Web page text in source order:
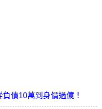
債10萬到身價過億！